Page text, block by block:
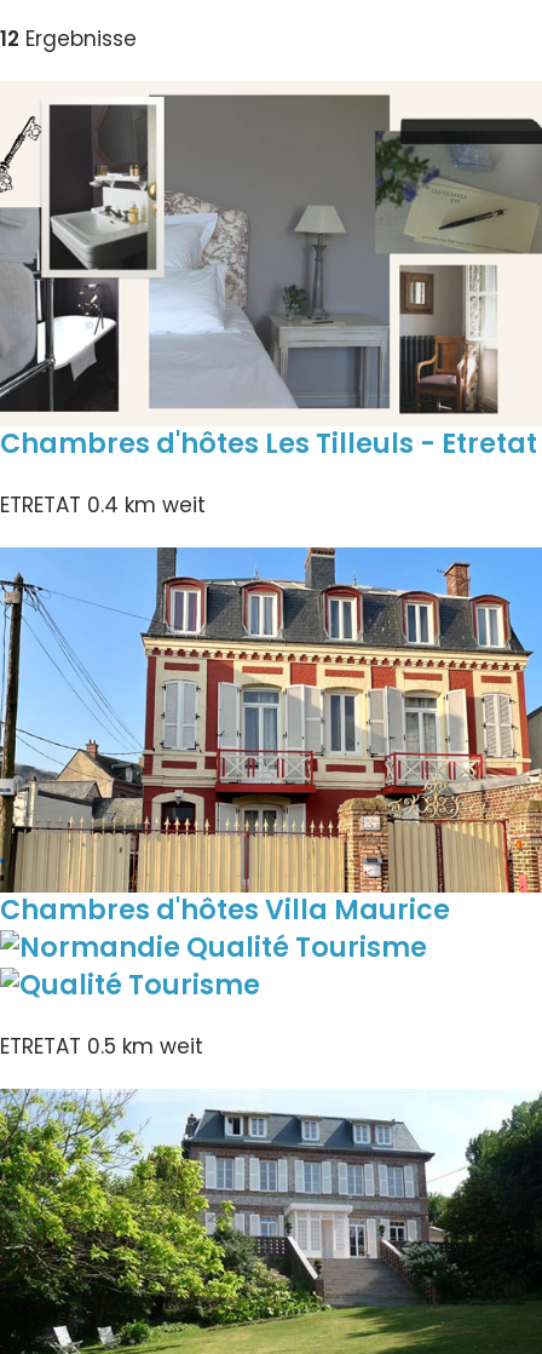
12 Ergebnisse
Chambres d'hôtes Les Tilleuls - Etretat
ETRETAT 0.4 km weit
Chambres d'hôtes Villa Maurice
ETRETAT 0.5 km weit